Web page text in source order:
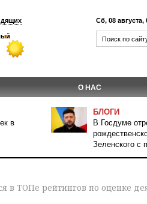
Сб, 08 августа,
О НАС
в
БЛОГИ
В Госдуме
Зеленского с
в ТОПе рейтингов по оценке